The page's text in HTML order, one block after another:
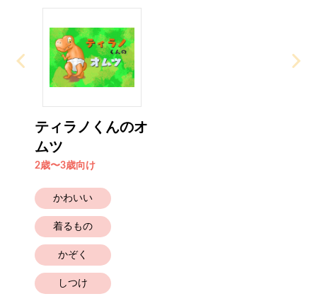
ティラノくんのオ
ムツ
2歳〜3歳向け
かわいい
着るもの
かぞく
しつけ